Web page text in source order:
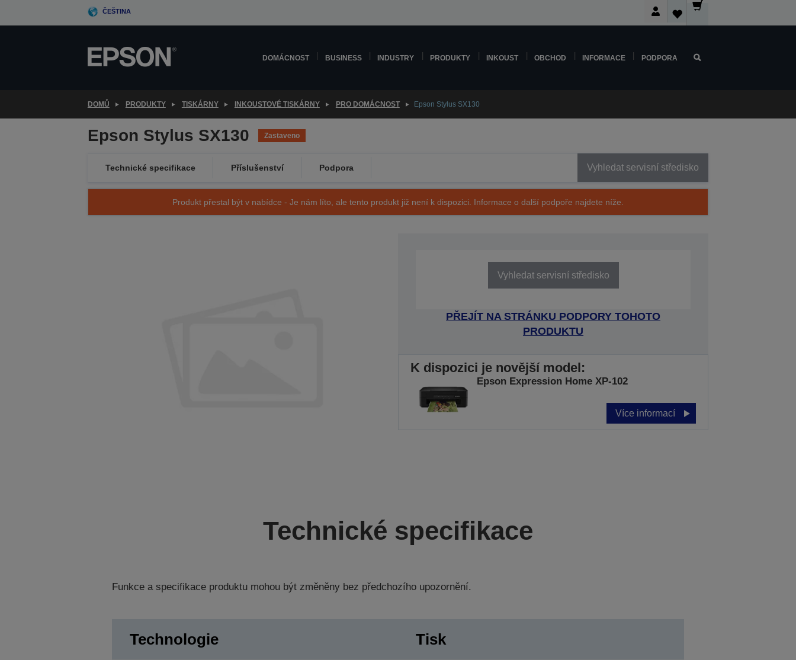
ČEŠTINA
DOMÁCNOST BUSINESS INDUSTRY PRODUKTY INKOUST OBCHOD INFORMACE PODPORA
DOMŮ PRODUKTY TISKÁRNY INKOUSTOVÉ TISKÁRNY PRO DOMÁCNOST Epson Stylus SX130
Epson Stylus SX130 Zastaveno
Technické specifikace Příslušenství Podpora Vyhledat servisní středisko
Produkt přestal být v nabídce - Je nám líto, ale tento produkt již není k dispozici. Informace o další podpoře najdete níže.
Vyhledat servisní středisko
PŘEJÍT NA STRÁNKU PODPORY TOHOTO
PRODUKTU
K dispozici je novější model:
Epson Expression Home XP-102
Více informací
Technické specifikace
Funkce a specifikace produktu mohou být změněny bez předchozího upozornění.
Technologie Tisk